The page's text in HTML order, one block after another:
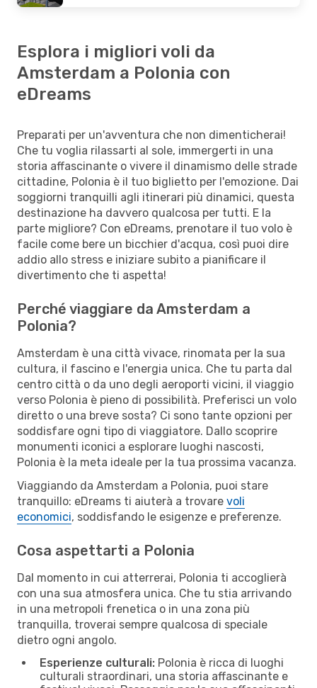
Esplora i migliori voli da
Amsterdam a Polonia con
eDreams
Preparati per un'avventura che non dimenticherai!
Che tu voglia rilassarti al sole, immergerti in una
storia affascinante o vivere il dinamismo delle strade
cittadine, Polonia è il tuo biglietto per l'emozione. Dai
soggiorni tranquilli agli itinerari più dinamici, questa
destinazione ha davvero qualcosa per tutti. E la
parte migliore? Con eDreams, prenotare il tuo volo è
facile come bere un bicchier d'acqua, così puoi dire
addio allo stress e iniziare subito a pianificare il
divertimento che ti aspetta!
Perché viaggiare da Amsterdam a
Polonia?
Amsterdam è una città vivace, rinomata per la sua
cultura, il fascino e l'energia unica. Che tu parta dal
centro città o da uno degli aeroporti vicini, il viaggio
verso Polonia è pieno di possibilità. Preferisci un volo
diretto o una breve sosta? Ci sono tante opzioni per
soddisfare ogni tipo di viaggiatore. Dallo scoprire
monumenti iconici a esplorare luoghi nascosti,
Polonia è la meta ideale per la tua prossima vacanza.
Viaggiando da Amsterdam a Polonia, puoi stare
tranquillo: eDreams ti aiuterà a trovare voli
economici, soddisfando le esigenze e preferenze.
Cosa aspettarti a Polonia
Dal momento in cui atterrerai, Polonia ti accoglierà
con una sua atmosfera unica. Che tu stia arrivando
in una metropoli frenetica o in una zona più
tranquilla, troverai sempre qualcosa di speciale
dietro ogni angolo.
Esperienze culturali: Polonia è ricca di luoghi
culturali straordinari, una storia affascinante e